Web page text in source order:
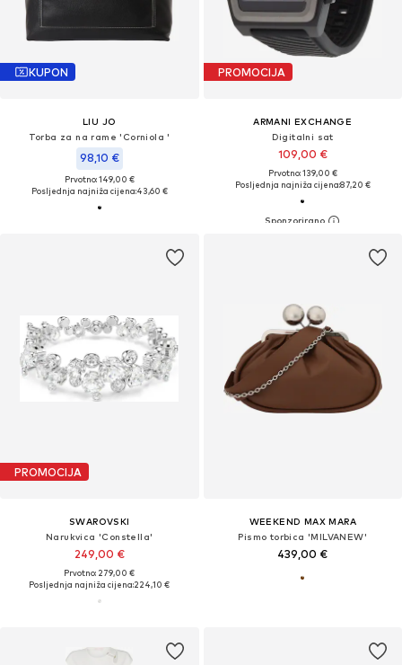
KUPON
LIU JO
Torba za na rame 'Corniola '
98,10 €
Prvotno: 149,00 €
Posljednja najniža cijena:43,60 €
PROMOCIJA
ARMANI EXCHANGE
Digitalni sat
109,00 €
Prvotno: 139,00 €
Posljednja najniža cijena:87,20 €
PROMOCIJA
SWAROVSKI
Narukvica 'Constella'
249,00 €
Prvotno: 279,00 €
Posljednja najniža cijena:224,10 €
WEEKEND MAX MARA
Pismo torbica 'MILVANEW'
439,00 €